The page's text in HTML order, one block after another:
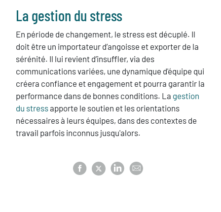
La gestion du stress
En période de changement, le stress est décuplé. Il
doit être un importateur d’angoisse et exporter de la
sérénité. Il lui revient d’insuffler, via des
communications variées, une dynamique d'équipe qui
créera confiance et engagement et pourra garantir la
performance dans de bonnes conditions. La gestion
du stressapporte le soutien et les orientations
nécessaires à leurs équipes, dans des contextes de
travail parfois inconnus jusqu'alors.